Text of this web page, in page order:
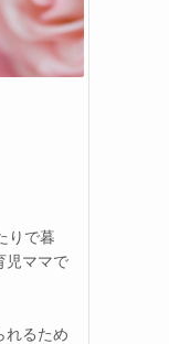
りで暮
児ママで
れるため